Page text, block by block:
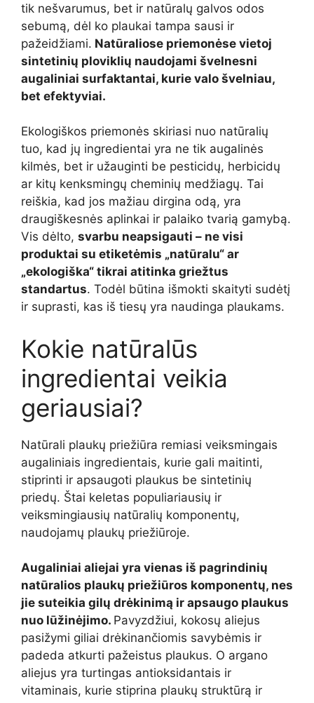
tik nešvarumus, bet ir natūralų galvos odos
sebumą, dėl ko plaukai tampa sausi ir
pažeidžiami. Natūraliose priemonėse vietoj
sintetinių ploviklių naudojami švelnesni
augaliniai surfaktantai, kurie valo švelniau,
bet efektyviai.
Ekologiškos priemonės skiriasi nuo natūralių
tuo, kad jų ingredientai yra ne tik augalinės
kilmės, bet ir užauginti be pesticidų, herbicidų
ar kitų kenksmingų cheminių medžiagų. Tai
reiškia, kad jos mažiau dirgina odą, yra
draugiškesnės aplinkai ir palaiko tvarią gamybą.
Vis dėlto, svarbu neapsigauti – ne visi
produktai su etiketėmis „natūralu“ ar
„ekologiška“ tikrai atitinka griežtus
standartus. Todėl būtina išmokti skaityti sudėtį
ir suprasti, kas iš tiesų yra naudinga plaukams.
Kokie natūralūs
ingredientai veikia
geriausiai?
Natūrali plaukų priežiūra remiasi veiksmingais
augaliniais ingredientais, kurie gali maitinti,
stiprinti ir apsaugoti plaukus be sintetinių
priedų. Štai keletas populiariausių ir
veiksmingiausių natūralių komponentų,
naudojamų plaukų priežiūroje.
Augaliniai aliejai yra vienas iš pagrindinių
natūralios plaukų priežiūros komponentų, nes
jie suteikia gilų drėkinimą ir apsaugo plaukus
nuo lūžinėjimo. Pavyzdžiui, kokosų aliejus
pasižymi giliai drėkinančiomis savybėmis ir
padeda atkurti pažeistus plaukus. O argano
aliejus yra turtingas antioksidantais ir
vitaminais, kurie stiprina plaukų struktūrą ir